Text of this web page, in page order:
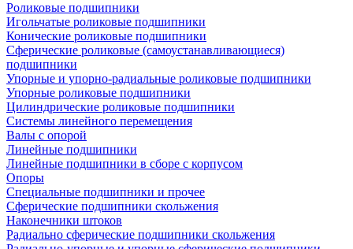
Роликовые подшипники
Игольчатые роликовые подшипники
Конические роликовые подшипники
Сферические роликовые (самоустанавливающиеся)
подшипники
Упорные и упорно-радиальные роликовые подшипники
Упорные роликовые подшипники
Цилиндрические роликовые подшипники
Системы линейного перемещения
Валы с опорой
Линейные подшипники
Линейные подшипники в сборе с корпусом
Опоры
Специальные подшипники и прочее
Сферические подшипники скольжения
Наконечники штоков
Радиально сферические подшипники скольжения